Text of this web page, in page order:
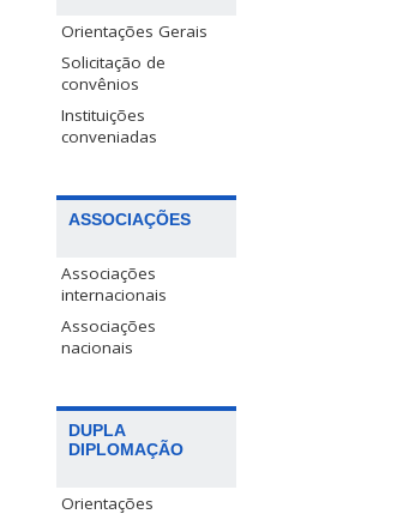
Orientações Gerais
Solicitação de
convênios
Instituições
conveniadas
ASSOCIAÇÕES
Associações
internacionais
Associações
nacionais
DUPLA
DIPLOMAÇÃO
Orientações